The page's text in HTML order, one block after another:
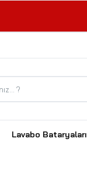
Lavabo Bataryaları